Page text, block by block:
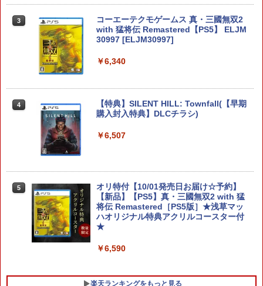
ドラゴンクエストVII Reimagined Ninte
任天堂 【Switch2】マリオカート ワール
ド [BEE-P-AAAAA NSW2 マリオカ-ト
ワ-ルド]
￥8,970
3
コーエーテクモゲームス 真・三國無双2
with 猛将伝 Remastered【PS5】 ELJM
30997 [ELJM30997]
￥6,340
4
【特典】SILENT HILL: Townfall(【早期
購入封入特典】DLCチラシ)
￥6,507
5
オリ特付【10/01発売日お届け☆予約】
【新品】【PS5】真・三國無双2 with 猛
将伝 Remastered［PS5版］★浅草マッ
ハオリジナル特典アクリルコースター付
★
￥6,590
楽天ランキングをもっと見る